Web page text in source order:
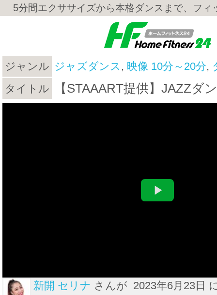
5分間エクササイズから本格ダンスまで、フィ
ジャンル ジャズダンス , 映像 10分～20分,
タイトル
【STAAART提供】JAZZダ
新開 セリナ さんが 2023年6月23日